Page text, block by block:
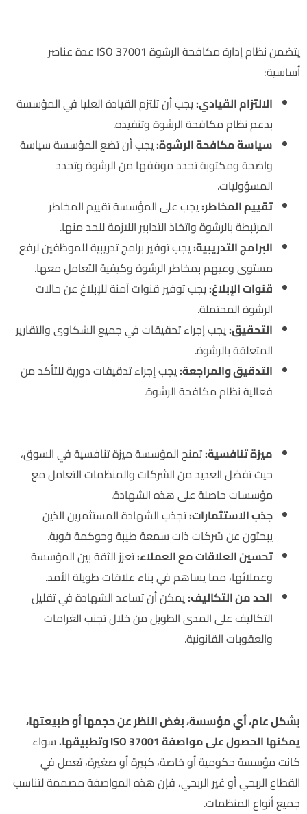
يتضمن نظام إدارة مكافحة الرشوة ISO 37001 عدة عناصر
أساسية:
الالتزام القيادي:يجب أن تلتزم القيادة العليا في المؤسسة
بدعم نظام مكافحة الرشوة وتنفيذه.
سياسة مكافحة الرشوة:يجب أن تضع المؤسسة سياسة
واضحة ومكتوبة تحدد موقفها من الرشوة وتحدد
المسؤوليات.
تقييم المخاطر:يجب على المؤسسة تقييم المخاطر
المرتبطة بالرشوة واتخاذ التدابير اللازمة للحد منها.
البرامج التدريبية:يجب توفير برامج تدريبية للموظفين لرفع
مستوى وعيهم بمخاطر الرشوة وكيفية التعامل معها.
قنوات الإبلاغ:يجب توفير قنوات آمنة للإبلاغ عن حالات
الرشوة المحتملة.
التحقيق:يجب إجراء تحقيقات في جميع الشكاوى والتقارير
المتعلقة بالرشوة.
التدقيق والمراجعة:يجب إجراء تدقيقات دورية للتأكد من
فعالية نظام مكافحة الرشوة.
ميزة تنافسية:تمنح المؤسسة ميزة تنافسية في السوق،
حيث تفضل العديد من الشركات والمنظمات التعامل مع
مؤسسات حاصلة على هذه الشهادة.
جذب الاستثمارات:تجذب الشهادة المستثمرين الذين
يبحثون عن شركات ذات سمعة طيبة وحوكمة قوية.
تحسين العلاقات مع العملاء:تعزز الثقة بين المؤسسة
وعملائها، مما يساهم في بناء علاقات طويلة الأمد.
الحد من التكاليف:يمكن أن تساعد الشهادة في تقليل
التكاليف على المدى الطويل من خلال تجنب الغرامات
والعقوبات القانونية.
بشكل عام، أي مؤسسة، بغض النظر عن حجمها أو طبيعتها،
يمكنها الحصول على مواصفة ISO 37001 وتطبيقها.
سواء
كانت مؤسسة حكومية أو خاصة، كبيرة أو صغيرة، تعمل في
القطاع الربحي أو غير الربحي، فإن هذه المواصفة مصممة لتناسب
جميع أنواع المنظمات.